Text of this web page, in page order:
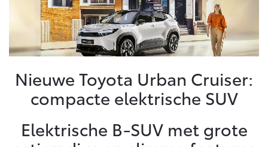
Ons bedrijf
Onze medewerkers
Autohopper/Autoverhuur
Autohopper/Verhuisbus
Vacatures
Klantbeoordelingen
Aygo X
HYBRIDE
Vanaf € 23.750,-
Yaris
HYBRIDE
Vanaf € 27.195,-
Occasions
Onderhoud
Diensten
Nieuwe Toyota Urban Cruiser:
compacte elektrische SUV
Elektrische B-SUV met grote